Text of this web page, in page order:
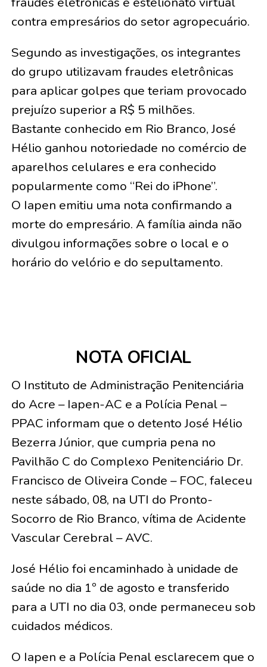
contra empresários do setor agropecuário.
Segundo as investigações, os integrantes
do grupo utilizavam fraudes eletrônicas
para aplicar golpes que teriam provocado
prejuízo superior a R$ 5 milhões.
Bastante conhecido em Rio Branco, José
Hélio ganhou notoriedade no comércio de
aparelhos celulares e era conhecido
popularmente como “Rei do iPhone”.
O Iapen emitiu uma nota confirmando a
morte do empresário. A família ainda não
divulgou informações sobre o local e o
horário do velório e do sepultamento.
NOTA OFICIAL
O Instituto de Administração Penitenciária
do Acre – Iapen-AC e a Polícia Penal –
PPAC informam que o detento José Hélio
Bezerra Júnior, que cumpria pena no
Pavilhão C do Complexo Penitenciário Dr.
Francisco de Oliveira Conde – FOC, faleceu
neste sábado, 08, na UTI do Pronto-
Socorro de Rio Branco, vítima de Acidente
Vascular Cerebral – AVC.
José Hélio foi encaminhado à unidade de
saúde no dia 1º de agosto e transferido
para a UTI no dia 03, onde permaneceu sob
cuidados médicos.
O Iapen e a Polícia Penal esclarecem que o